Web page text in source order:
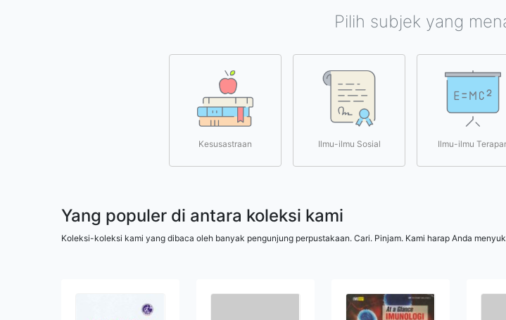
Pilih subjek yang
Kesusastraan Ilmu-ilmu Sosial Ilmu-ilmu
Yang populer di antara koleksi kami
Koleksi-koleksi kami yang dibaca oleh banyak pengunjung perpustakaan. Cari. Pinjam. Kami harap Anda